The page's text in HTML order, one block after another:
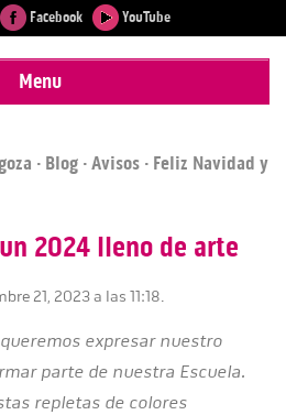
Facebook YouTube
Menu
· Blog ·Avisos · Feliz Navidad y
2024 lleno de arte
21, 2023 a las 11:18.
expresar nuestro
parte de nuestra Escuela.
repletas de colores